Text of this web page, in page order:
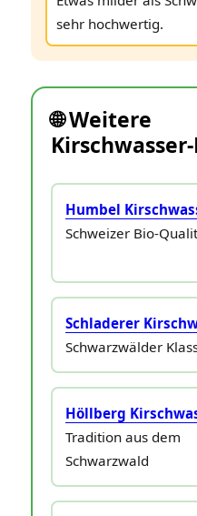
sehr hochwertig.
🌐 Weitere
Humbel
Schweizer
Schladerer
Schwarzwälder
Höllberg
Tradition aus dem
Schwarzwald